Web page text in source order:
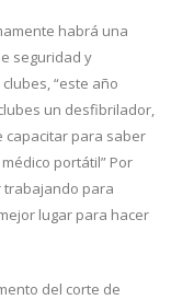
habrá una
seguridad y
“este año
un desfibrilador,
capacitar para saber
portátil” Por
trabajando para
lugar para hacer
del corte de